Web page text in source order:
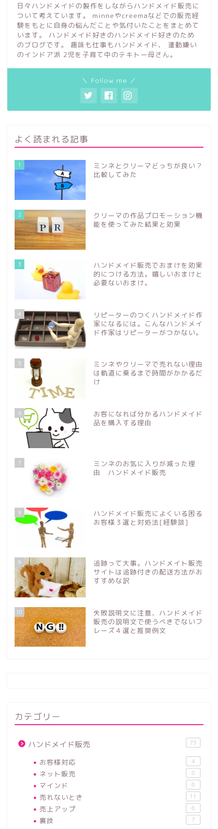
日々ハンドメイドの製作をしながらハンドメイド販売に
ついて考えています。 minneやcreemaなどでの販売経
験をもとに自身の悩んだことや気付いたことをまとめて
います。 ハンドメイド好きのハンドメイド好きのため
のブログです。 趣味も仕事もハンドメイド、 運動嫌い
のインドア派 2児を子育て中のテキトー母さん。
＼ Follow me ／
よく読まれる記事
1
ミンネとクリーマどっちが良い？
比較してみた
2
クリーマの作品プロモーション機
能を使ってみた結果と効果
3
ハンドメイド販売でおまけを効果
的につける方法。嬉しいおまけと
必要ないおまけ。
4
リピーターのつくハンドメイド作
家になるには。こんなハンドメイ
ド作家はリピーターがつかない。
5
ミンネやクリーマで売れない理由
は軌道に乗るまで時間がかかるだ
け
6
お客になれば分かるハンドメイド
品を購入する理由
7
ミンネのお気に入りが減った理
由 ハンドメイド販売
8
ハンドメイド販売によくいる困る
お客様３選と対処法[経験談]
9
追跡って大事。ハンドメイト販売
サイトは追跡付きの配送方法がお
すすめな訳
10
失敗説明文に注意、ハンドメイド
販売の説明文で使うべきでないフ
レーズ４選と推奨例文
カテゴリー
ハンドメイド販売 73
お客様対応 4
ネット販売 8
マインド 6
売れないとき 11
売上アップ 6
裏技 7